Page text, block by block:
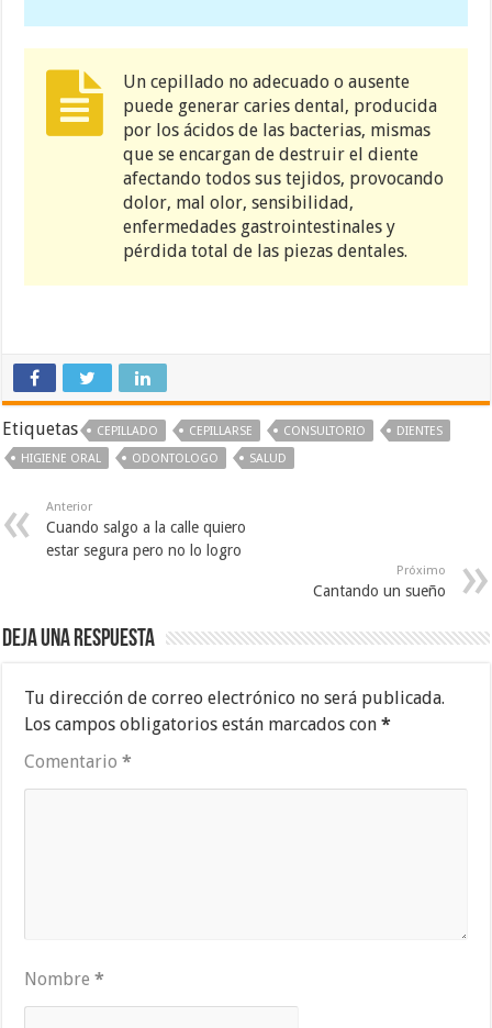
Un cepillado no adecuado o ausente
puede generar caries dental, producida
por los ácidos de las bacterias, mismas
que se encargan de destruir el diente
afectando todos sus tejidos, provocando
dolor, mal olor, sensibilidad,
enfermedades gastrointestinales y
pérdida total de las piezas dentales.
Etiquetas CEPILLADO CEPILLARSE CONSULTORIO
DIENTES
HIGIENE ORAL
ODONTOLOGO SALUD
Anterior
Cuando salgo a la calle quiero
estar segura pero no lo logro
Próximo
Cantando un sueño
Deja una respuesta
Tu dirección de correo electrónico no será publicada.
Los campos obligatorios están marcados con*
Comentario*
Nombre*